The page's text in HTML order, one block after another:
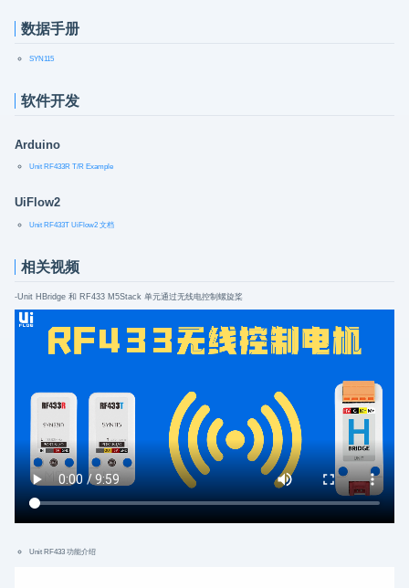
数据手册
SYN115
软件开发
Arduino
Unit RF433R T/R Example
UiFlow2
Unit RF433T UiFlow2 文档
相关视频
-Unit HBridge 和 RF433 M5Stack 单元通过无线电控制螺旋桨
Unit RF433 功能介绍